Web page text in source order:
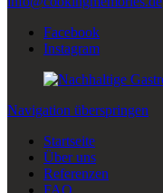
Facebook
Instagram
Navigation überspringen
Startseite
Über uns
Referenzen
FAQ